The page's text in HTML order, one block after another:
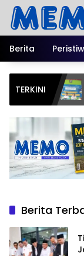
Langsung
konten
Berita
TERKINI
Jadi
Berita